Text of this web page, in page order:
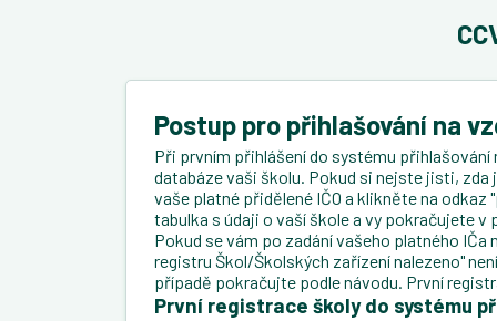
Postup pro přihlašování na
Při prvním přihlášení do systému
databáze vaši školu. Pokud si nejste jisti, zda
vaše platné přidělené IČO a klikněte na
tabulka s údaji o vaší škole a vy pokračujete
Pokud se vám po zadání vašeho platného IČa
registru Škol/Školských zařízení nalezeno"
případě pokračujte podle návodu. První
První registrace školy do systému